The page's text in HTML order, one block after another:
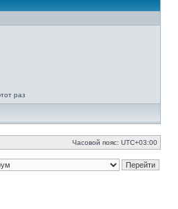
раз
Часовой пояс: UTC+03:00